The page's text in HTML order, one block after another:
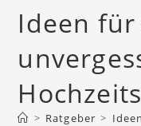
Ideen
> Ratgeber >